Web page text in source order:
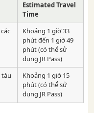
Estimated Travel
Time
Khoảng 1 giờ 33
phút đến 1 giờ 49
phút (có thể sử
dụng JR Pass)
tàu
Khoảng 1 giờ 15
phút (có thể sử
dụng JR Pass)